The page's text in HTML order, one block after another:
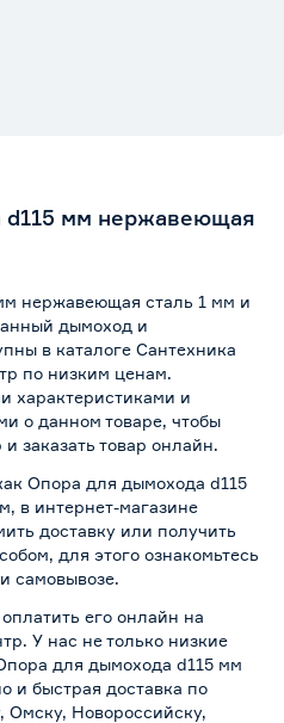
мм нержавеющая
нержавеющая сталь 1 мм и
дымоход и
в каталоге Сантехника
по низким ценам.
характеристиками и
о данном товаре, чтобы
заказать товар онлайн.
Опора для дымохода d115
в интернет-магазине
доставку или получить
для этого ознакомьтесь
самовывозе.
его онлайн на
У нас не только низкие
для дымохода d115 мм
и быстрая доставка по
Омску, Новороссийску,